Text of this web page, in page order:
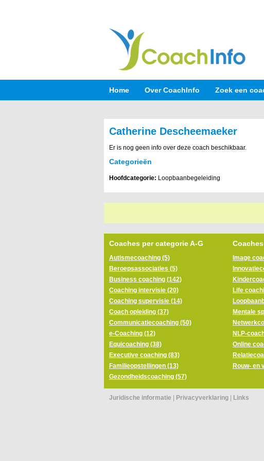
Home Over CoachInfo Zoek een
Catherine Descheemaeker
Er is nog geen info over deze coach beschikbaar.
Categorieën
Hoofdcategorie: Loopbaanbegeleiding
Coaches per categorie A-G
Autismecoaching (5)
Beroepsassociaties (5)
Business coaching (142)
Coaching intervisie (20)
Coaching supervisie (14)
Coach opleiding (37)
Communicatiecoaching (50)
e-Coaching (12)
Equicoaching (38)
Executive coaching (83)
Familieopstellingen (13)
Gezondheidscoaching (57)
Image
Life
Mentale
NLP-
Online
Rouw- en
Juridische informatie Privacyverklaring Links